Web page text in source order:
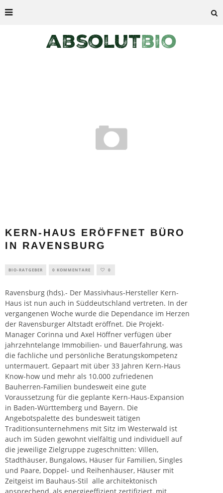
KERN-HAUS ERÖFFNET BÜRO
IN RAVENSBURG
BIO-RATGEBER 0 KOMMENTARE 0
Ravensburg (hds).- Der Massivhaus-Hersteller Kern-
Haus ist nun auch in Süddeutschland vertreten. In der
vergangenen Woche wurde die Dependance im Herzen
der Ravensburger Altstadt eröffnet. Die Projekt-
Manager Corinna und Axel Höffner verfügen über
jahrzehntelange Immobilien- und Bauerfahrung, was
die fachliche und persönliche Beratungskompetenz
untermauert. Gepaart mit über 33 Jahren Kern-Haus
Know-how und mehr als 10.000 zufriedenen
Bauherren-Familien bundesweit eine gute
Voraussetzung für die geplante Kern-Haus-Expansion
in Baden-Württemberg und Bayern. Die
Angebotspalette des bundesweit tätigen
Traditionsunternehmens mit Sitz im Westerwald ist
auch im Süden gewohnt vielfältig und individuell auf
die jeweilige Zielgruppe zugeschnitten: Villen,
Stadthäuser, Bungalows, Häuser für Familien, Singles
und Paare, Doppel- und Reihenhäuser, Häuser mit
Zeitgeist im Bauhaus-Stil  alle architektonisch